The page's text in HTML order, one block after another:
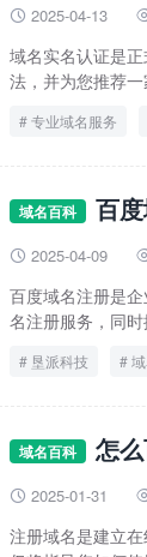
 2025-04-13
域名实名认证是
法，并为您推荐
专业域名服务
域名百科 百
 2025-04-09
百度域名注册是
名注册服务，同
垦派科技
域名百科 怎
 2025-01-31
注册域名是建立